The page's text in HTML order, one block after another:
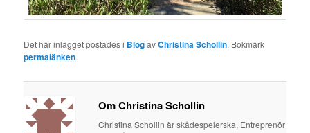
Det här inlägget postades i BlogavChristina Schollin. Bokmärk
permalänken.
Om Christina Schollin
Christina Schollin är skådespelerska, Entreprenör